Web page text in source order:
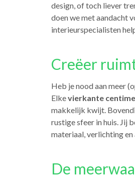
design, of toch liever
doen we met aandacht
interieurspecialisten
Creëer
Heb je nood aan meer
Elkevierkante
makkelijk kwijt.
rustige sfeer in huis. Jij
materiaal, verlichting
De